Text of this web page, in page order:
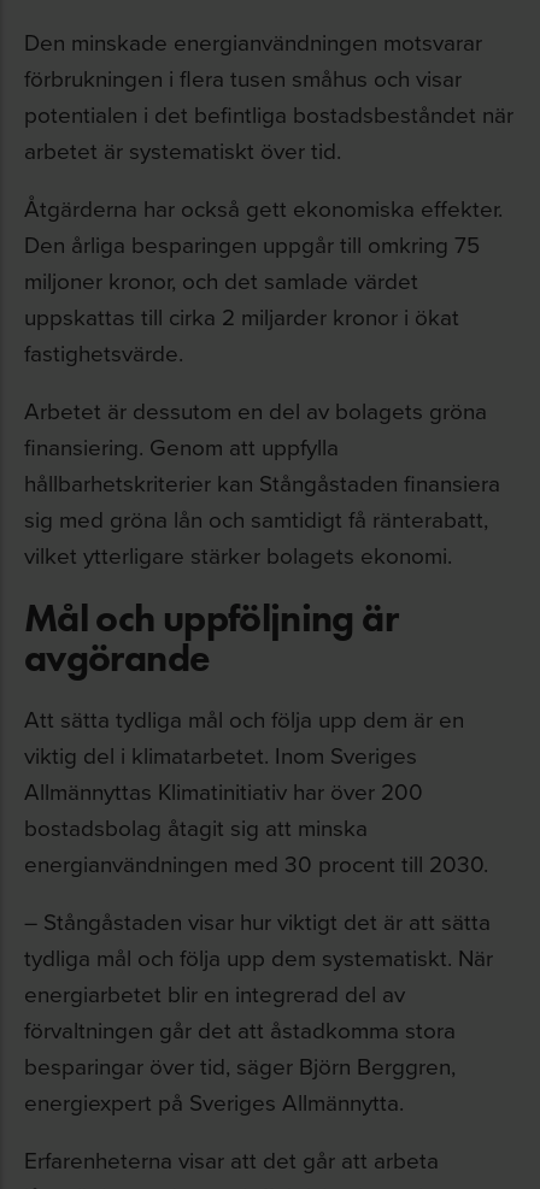
Den minskade energianvändningen motsvarar
förbrukningen i flera tusen småhus och visar
potentialen i det befintliga bostadsbeståndet när
arbetet är systematiskt över tid.
Åtgärderna har också gett ekonomiska effekter.
Den årliga besparingen uppgår till omkring 75
miljoner kronor, och det samlade värdet
uppskattas till cirka 2 miljarder kronor i ökat
fastighetsvärde.
Arbetet är dessutom en del av bolagets gröna
finansiering. Genom att uppfylla
hållbarhetskriterier kan Stångåstaden finansiera
sig med gröna lån och samtidigt få ränterabatt,
vilket ytterligare stärker bolagets ekonomi.
Mål och uppföljning är
avgörande
Att sätta tydliga mål och följa upp dem är en
viktig del i klimatarbetet. Inom Sveriges
Allmännyttas Klimatinitiativ har över 200
bostadsbolag åtagit sig att minska
energianvändningen med 30 procent till 2030.
– Stångåstaden visar hur viktigt det är att sätta
tydliga mål och följa upp dem systematiskt. När
energiarbetet blir en integrerad del av
förvaltningen går det att åstadkomma stora
besparingar över tid, säger Björn Berggren,
energiexpert på Sveriges Allmännytta.
Erfarenheterna visar att det går att arbeta